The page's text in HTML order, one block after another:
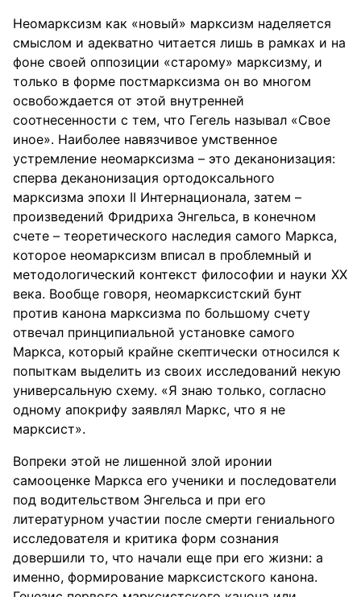
Неомарксизм как «новый» марксизм наделяется
смыслом и адекватно читается лишь в рамках и на
фоне своей оппозиции «старому» марксизму, и
только в форме постмарксизма он во многом
освобождается от этой внутренней
соотнесенности с тем, что Гегель называл «Свое
иное». Наиболее навязчивое умственное
устремление неомарксизма – это деканонизация:
сперва деканонизация ортодоксального
марксизма эпохи II Интернационала, затем –
произведений Фридриха Энгельса, в конечном
счете – теоретического наследия самого Маркса,
которое неомарксизм вписал в проблемный и
методологический контекст философии и науки ХХ
века. Вообще говоря, неомарксистский бунт
против канона марксизма по большому счету
отвечал принципиальной установке самого
Маркса, который крайне скептически относился к
попыткам выделить из своих исследований некую
универсальную схему. «Я знаю только, согласно
одному апокрифу заявлял Маркс, что я не
марксист».
Вопреки этой не лишенной злой иронии
самооценке Маркса его ученики и последователи
под водительством Энгельса и при его
литературном участии после смерти гениального
исследователя и критика форм сознания
довершили то, что начали еще при его жизни: а
именно, формирование марксистского канона.